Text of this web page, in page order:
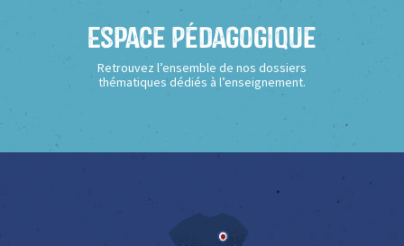
Espace Pédagogique
Retrouvez l’ensemble de nos dossiers
thématiques dédiés à l’enseignement.